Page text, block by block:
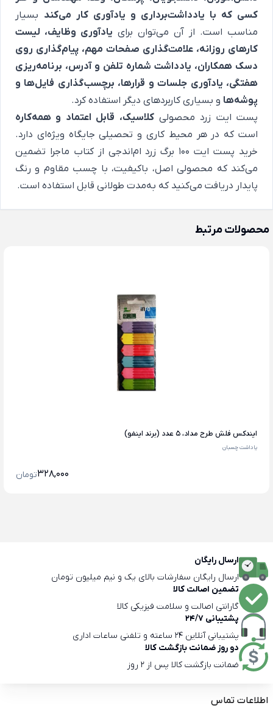
کسی که با یادداشت‌برداری و یادآوری کار می‌کند بسیار
مناسب است. از آن می‌توان برای یادآوری وظایف، لیست
کارهای روزانه، علامت‌گذاری صفحات مهم، پیام‌گذاری روی
دسک همکاران، یادداشت شماره تلفن و آدرس، برنامه‌ریزی
هفتگی، یادآوری جلسات و قرارها، برچسب‌گذاری فایل‌ها و
پوشه‌ها و بسیاری کاربردهای دیگر استفاده کرد.
پست ایت زرد محصولیکلاسیک، قابل اعتماد و همه‌کاره
است که در هر محیط کاری و تحصیلی جایگاه ویژه‌ای دارد.
خرید پست ایت 100 برگ زرد ام‌اندجی از کتاب ماجرا تضمین
می‌کند که محصولی اصل، باکیفیت، با چسب مقاوم و رنگ
پایدار دریافت می‌کنید که به‌مدت طولانی قابل استفاده است.
محصولات مرتبط
ایندکس فلش طرح مداد، 5 عدد (برند اینفو)
یاداشت چسبان
328,000تومان
ارسال رایگان
ارسال رایگان سفارشات بالای یک و نیم میلیون تومان
تضمین اصالت کالا
گارانتی اصالت و سلامت فیزیکی کالا
پشتیبانی 24/7
پشتیبانی آنلاین 24 ساعته و تلفنی ساعات اداری
دو روز ضمانت بازگشت کالا
ضمانت بازگشت کالا پس از 2 روز
اطلاعات تماس